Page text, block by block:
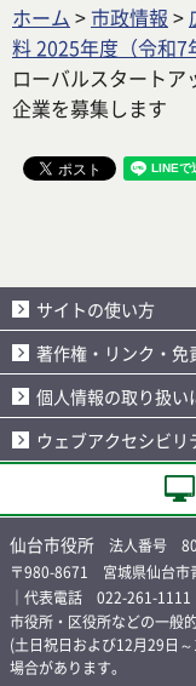
ホーム >市政情報 >
料 2025年度（令和7
ローバルスタート
企業を募集します
サイトの使い方
著作権・リンク・免
個人情報の取り扱い
ウェブアクセシビ
仙台市役所 法人番号
〒980-8671 宮城県仙台市
｜代表電話 022-261-1111
市役所・区役所などの一般
(土日祝日および12月29日
場合があります。